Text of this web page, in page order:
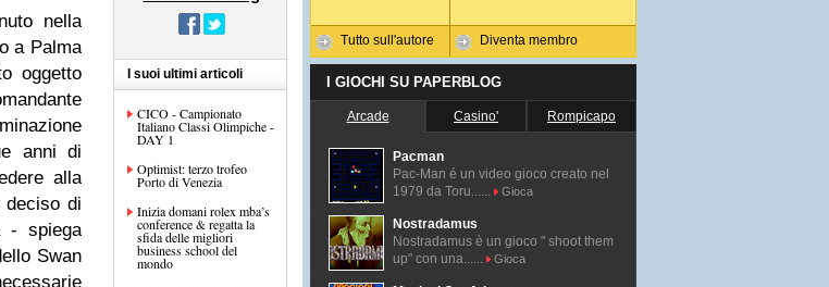
nella
a Palma
oggetto
anni di
alla
di
- spiega
Swan
I suoi ultimi articoli
CICO - Campionato
Italiano Classi Olimpiche -
DAY 1
Optimist: terzo trofeo
Porto di Venezia
Inizia domani rolex mba’s
conference & regatta la
sfida delle migliori
business school del
mondo
Tutto sull'autore Diventa membro
I GIOCHI SU PAPERBLOG
Arcade Casino' Rompicapo
Pacman
Pac-Man é un video gioco creato nel
1979 da Toru......
Gioca
Nostradamus
Nostradamus è un gioco " shoot them
up" con una......
Gioca